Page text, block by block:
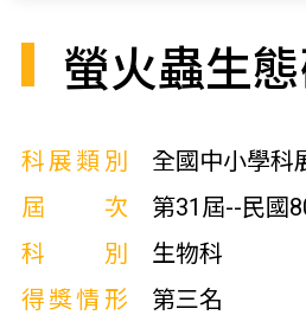
螢火蟲生
科展類別
全國中小學科
屆次
第31屆--民國
科別
生物科
得獎情形
第三名